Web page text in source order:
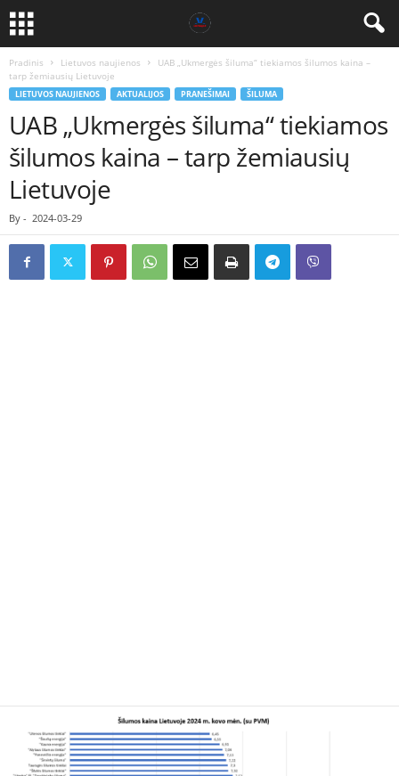
Pradinis Lietuvos naujienos
UAB „Ukmergės šiluma“ tiekiamos šilumos kaina –
tarp žemiausių Lietuvoje
LIETUVOS NAUJIENOS AKTUALIJOS PRANEŠIMAI ŠILUMA
UAB „Ukmergės šiluma“ tiekiamos
šilumos kaina – tarp žemiausių
Lietuvoje
By - 2024-03-29